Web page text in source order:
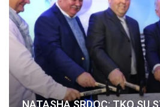
NATASHA SRDOC: TKO SU